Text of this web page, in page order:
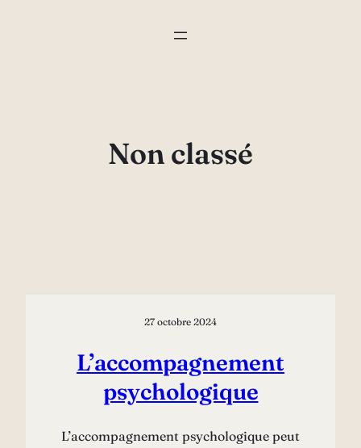
Non classé
27 octobre 2024
L’accompagnement
psychologique
L’accompagnement psychologique peut